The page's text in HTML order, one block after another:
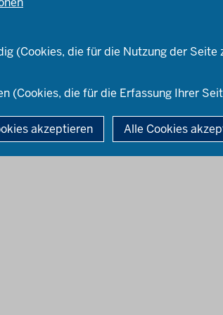
(Cookies, die für die Nutzung der Seite
(Cookies, die für die Erfassung Ihrer
akzeptieren Alle Cookies